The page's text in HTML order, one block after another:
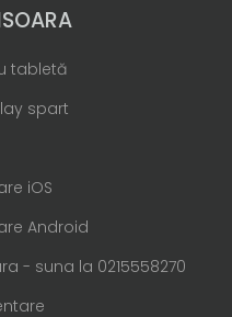
tabletă
spart
iOS
Android
- suna la 0215558270